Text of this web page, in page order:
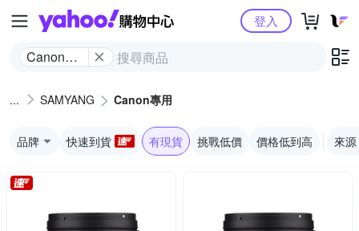
Yahoo購物中心
Canon專
登入
SAMYANG Canon專用
品牌 快速到貨 有現貨 挑戰低價 價格低到高 來源